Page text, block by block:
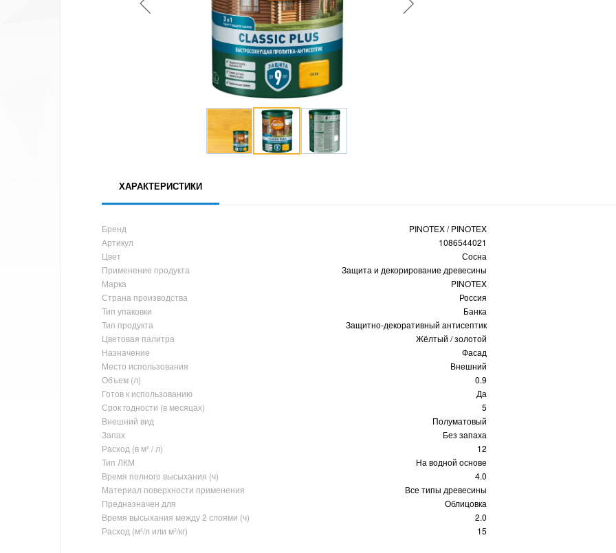
ХАРАКТЕРИСТИКИ
Бренд
PINOTEX / PINOTEX
Артикул
1086544021
Цвет
Сосна
Применение продукта
Защита и декорирование древесины
Марка
PINOTEX
Страна производства
Россия
Тип упаковки
Банка
Тип продукта
Защитно-декоративный антисептик
Цветовая палитра
Жёлтый / золотой
Назначение
Фасад
Место использования
Внешний
Объем (л)
0.9
Готов к использованию
Да
Срок годности (в месяцах)
5
Внешний вид
Полуматовый
Запах
Без запаха
Расход (в м² / л)
12
Тип ЛКМ
На водной основе
Время полного высыхания (ч)
4.0
Материал поверхности применения
Все типы древесины
Предназначен для
Облицовка
Время высыхания между 2 слоями (ч)
2.0
Расход (м²/л или м²/кг)
15